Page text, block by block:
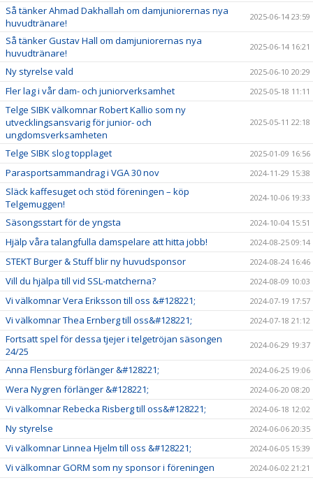
Så tänker Ahmad Dakhallah om damjuniorernas nya
huvudtränare!
2025-06-14 23:59
Så tänker Gustav Hall om damjuniorernas nya
huvudtränare!
2025-06-14 16:21
Ny styrelse vald 2025-06-10 20:29
Fler lag i vår dam- och juniorverksamhet 2025-05-18 11:11
Telge SIBK välkomnar Robert Kallio som ny
utvecklingsansvarig för junior- och
ungdomsverksamheten
2025-05-11 22:18
Telge SIBK slog topplaget 2025-01-09 16:56
Parasportsammandrag i VGA 30 nov 2024-11-29 15:38
Släck kaffesuget och stöd föreningen – köp
Telgemuggen!
2024-10-06 19:33
Säsongsstart för de yngsta 2024-10-04 15:51
Hjälp våra talangfulla damspelare att hitta jobb! 2024-08-25 09:14
STEKT Burger & Stuff blir ny huvudsponsor 2024-08-24 16:46
Vill du hjälpa till vid SSL-matcherna? 2024-08-09 10:03
Vi välkomnar Vera Eriksson till oss &#128221; 2024-07-19 17:57
Vi välkomnar Thea Ernberg till oss&#128221; 2024-07-18 21:12
Fortsatt spel för dessa tjejer i telgetröjan säsongen
24/25
2024-06-29 19:37
Anna Flensburg förlänger &#128221; 2024-06-25 19:06
Wera Nygren förlänger &#128221; 2024-06-20 08:20
Vi välkomnar Rebecka Risberg till oss&#128221; 2024-06-18 12:02
Ny styrelse 2024-06-06 20:35
Vi välkomnar Linnea Hjelm till oss &#128221; 2024-06-05 15:39
Vi välkomnar GORM som ny sponsor i föreningen 2024-06-02 21:21